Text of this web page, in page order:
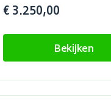
€ 3.250,00
Bekijken